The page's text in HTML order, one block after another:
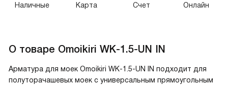
Наличные Карта Счет Онлайн
О товаре Omoikiri WK-1.5-UN IN
Арматура для моек Omoikiri WK-1.5-UN IN подходит для
полуторачашевых моек с универсальным прямоугольным